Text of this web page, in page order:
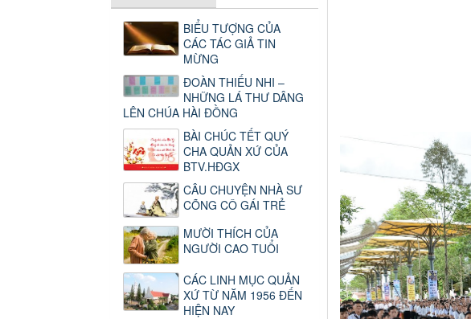
BIỂU TƯỢNG CỦA
CÁC TÁC GIẢ TIN
MỪNG
ĐOÀN THIẾU NHI –
NHỮNG LÁ THƯ DÂNG
LÊN CHÚA HÀI ĐỒNG
BÀI CHÚC TẾT QUÝ
CHA QUẢN XỨ CỦA
BTV.HĐGX
CÂU CHUYỆN NHÀ SƯ
CÕNG CÔ GÁI TRẺ
MƯỜI THÍCH CỦA
NGƯỜI CAO TUỔI
CÁC LINH MỤC QUẢN
XỨ TỪ NĂM 1956 ĐẾN
HIỆN NAY